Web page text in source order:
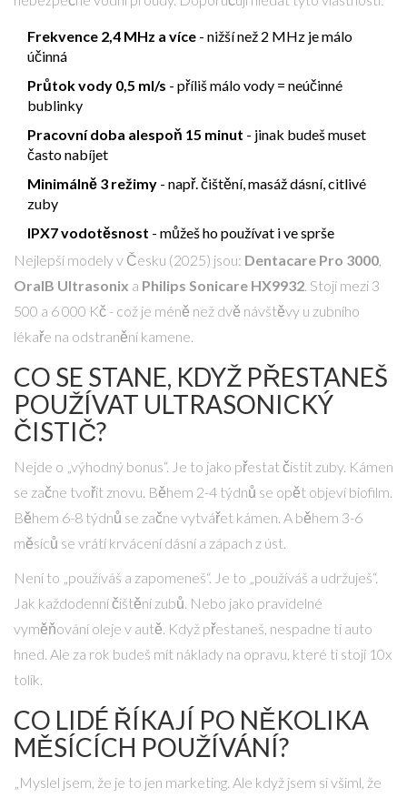
Frekvence 2,4 MHz a více - nižší než 2 MHz je málo
účinná
Průtok vody 0,5 ml/s - příliš málo vody = neúčinné
bublinky
Pracovní doba alespoň 15 minut - jinak budeš muset
často nabíjet
Minimálně 3 režimy - např. čištění, masáž dásní, citlivé
zuby
IPX7 vodotěsnost - můžeš ho používat i ve sprše
Nejlepší modely v Česku (2025) jsou: Dentacare Pro 3000
OralB Ultrasonix a Philips Sonicare HX9932. Stojí mezi 3
500 a 6 000 Kč - což je méně než dvě návštěvy u zubního
lékaře na odstranění kamene.
CO SE STANE, KDYŽ PŘESTANEŠ
POUŽÍVAT ULTRASONICKÝ
ČISTIČ?
Nejde o „výhodný bonus“. Je to jako přestat čistit zuby. Kámen
se začne tvořit znovu. Během 2-4 týdnů se opět objeví biofilm.
Během 6-8 týdnů se začne vytvářet kámen. A během 3-6
měsíců se vrátí krvácení dásní a zápach z úst.
Není to „používáš a zapomeneš“. Je to „používáš a udržuješ“.
Jak každodenní čištění zubů. Nebo jako pravidelné
vyměňování oleje v autě. Když přestaneš, nespadne ti auto
hned. Ale za rok budeš mít náklady na opravu, které ti stojí 10x
tolik.
CO LIDÉ ŘÍKAJÍ PO NĚKOLIKA
MĚSÍCÍCH POUŽÍVÁNÍ?
„Myslel jsem, že je to jen marketing. Ale když jsem si všiml, že